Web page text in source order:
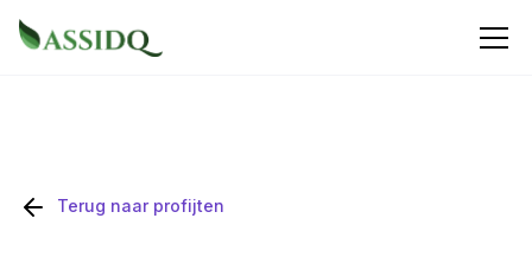
Terug naar profijten